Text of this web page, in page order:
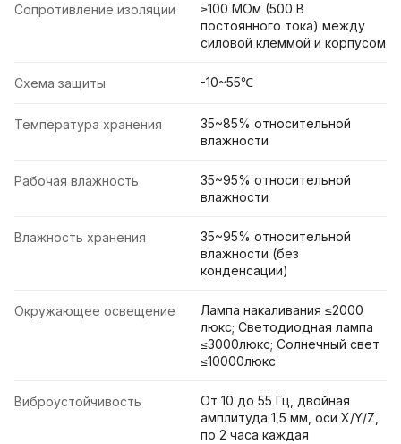
Сопротивление изоляции
≥100 МОм (500 В
постоянного тока) между
силовой клеммой и корпусом
Схема защиты -10~55℃
Температура хранения
35~85% относительной
влажности
Рабочая влажность
35~95% относительной
влажности
Влажность хранения
35~95% относительной
влажности (без
конденсации)
Окружающее освещение
Лампа накаливания ≤2000
люкс; Светодиодная лампа
≤3000люкс; Солнечный свет
≤10000люкс
Виброустойчивость
От 10 до 55 Гц, двойная
амплитуда 1,5 мм, оси X/Y/Z,
по 2 часа каждая